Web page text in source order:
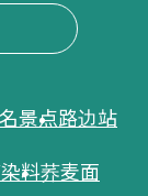
景点路边站
料荞麦面